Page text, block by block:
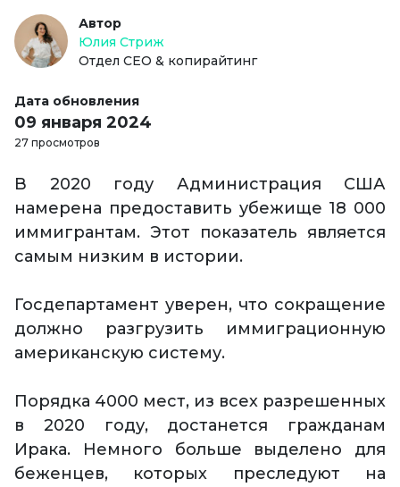
Автор
Юлия Стриж
Отдел СЕО & копирайтинг
Дата обновления
09 января 2024
27 просмотров
В 2020 году Администрация США
намерена предоставить убежище 18 000
иммигрантам. Этот показатель является
самым низким в истории.
Госдепартамент уверен, что сокращение
должно разгрузить иммиграционную
американскую систему.
Порядка 4000 мест, из всех разрешенных
в 2020 году, достанется гражданам
Ирака. Немного больше выделено для
беженцев, которых преследуют на